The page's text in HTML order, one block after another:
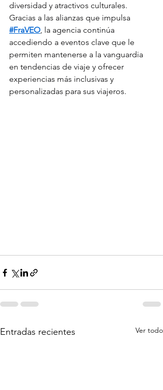
diversidad y atractivos culturales.
Gracias a las alianzas que impulsa
#FraVEO, la agencia continúa
accediendo a eventos clave que le
permiten mantenerse a la vanguardia
en tendencias de viaje y ofrecer
experiencias más inclusivas y
personalizadas para sus viajeros.
Entradas recientes Ver todo